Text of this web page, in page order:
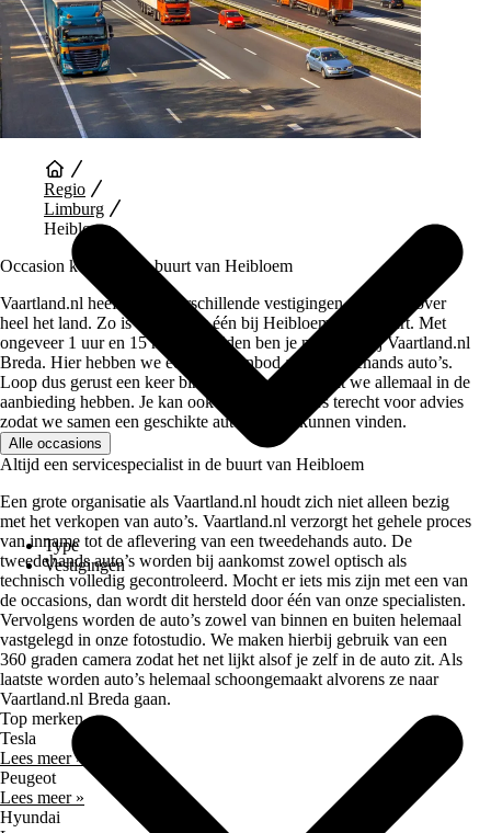
Auto Diensten
Type
Vestigingen
Regio
Limburg
Heibloem
Occasion kopen in de buurt van Heibloem
Vaartland.nl heeft wel 5 verschillende vestigingen verspreid over
heel het land. Zo is er dus ook één bij Heibloem in de buurt. Met
ongeveer 1 uur en 15 minuten rijden ben je namelijk bij Vaartland.nl
Breda. Hier hebben we een ruim aanbod aan tweedehands auto’s.
Loop dus gerust een keer binnen om te kijken wat we allemaal in de
aanbieding hebben. Je kan ook bij de verkopers terecht voor advies
zodat we samen een geschikte auto voor je kunnen vinden.
Alle occasions
Altijd een servicespecialist in de buurt van Heibloem
Een grote organisatie als Vaartland.nl houdt zich niet alleen bezig
met het verkopen van auto’s. Vaartland.nl verzorgt het gehele proces
van inname tot de aflevering van een tweedehands auto. De
tweedehands auto’s worden bij aankomst zowel optisch als
technisch volledig gecontroleerd. Mocht er iets mis zijn met een van
de occasions, dan wordt dit hersteld door één van onze specialisten.
Vervolgens worden de auto’s zowel van binnen en buiten helemaal
vastgelegd in onze fotostudio. We maken hierbij gebruik van een
360 graden camera zodat het net lijkt alsof je zelf in de auto zit. Als
laatste worden auto’s helemaal schoongemaakt alvorens ze naar
Vaartland.nl Breda gaan.
Top merken
Tesla
Lees meer »
Peugeot
Lees meer »
Hyundai